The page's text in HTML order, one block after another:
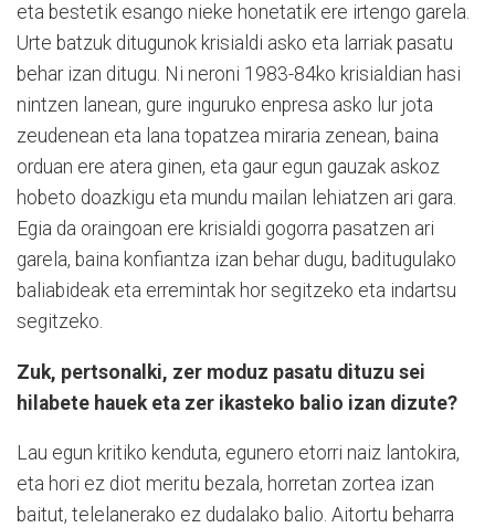
eta bestetik esango nieke honetatik ere irtengo garela.
Urte batzuk ditugunok krisialdi asko eta larriak pasatu
behar izan ditugu. Ni neroni 1983-84ko krisialdian hasi
nintzen lanean, gure inguruko enpresa asko lur jota
zeudenean eta lana topatzea miraria zenean, baina
orduan ere atera ginen, eta gaur egun gauzak askoz
hobeto doazkigu eta mundu mailan lehiatzen ari gara.
Egia da oraingoan ere krisialdi gogorra pasatzen ari
garela, baina konfiantza izan behar dugu, baditugulako
baliabideak eta erremintak hor segitzeko eta indartsu
segitzeko.
Zuk, pertsonalki, zer moduz pasatu dituzu sei
hilabete hauek eta zer ikasteko balio izan dizute?
Lau egun kritiko kenduta, egunero etorri naiz lantokira,
eta hori ez diot meritu bezala, horretan zortea izan
baitut, telelanerako ez dudalako balio. Aitortu beharra